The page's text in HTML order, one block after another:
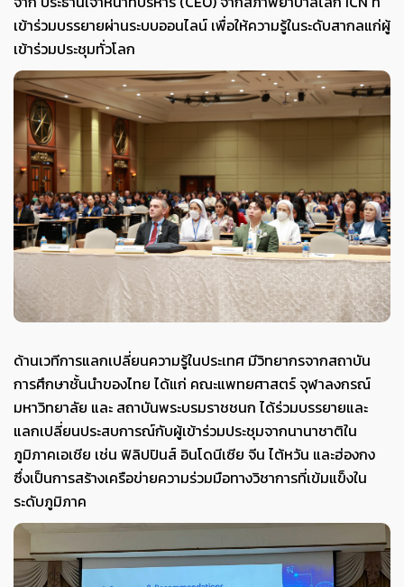
เข้าร่วมบรรยายผ่านระบบออนไลน์ เพื่อให้ความรู้ในระดับสากลแก่ผู้
เข้าร่วมประชุมทั่วโลก
ด้านเวทีการแลกเปลี่ยนความรู้ในประเทศ มีวิทยากรจากสถาบัน
การศึกษาชั้นนำของไทย ได้แก่ คณะแพทยศาสตร์ จุฬาลงกรณ์
มหาวิทยาลัย และ สถาบันพระบรมราชชนก ได้ร่วมบรรยายและ
แลกเปลี่ยนประสบการณ์กับผู้เข้าร่วมประชุมจากนานาชาติใน
ภูมิภาคเอเชีย เช่น ฟิลิปปินส์ อินโดนีเซีย จีน ไต้หวัน และฮ่องกง
ซึ่งเป็นการสร้างเครือข่ายความร่วมมือทางวิชาการที่เข้มแข็งใน
ระดับภูมิภาค